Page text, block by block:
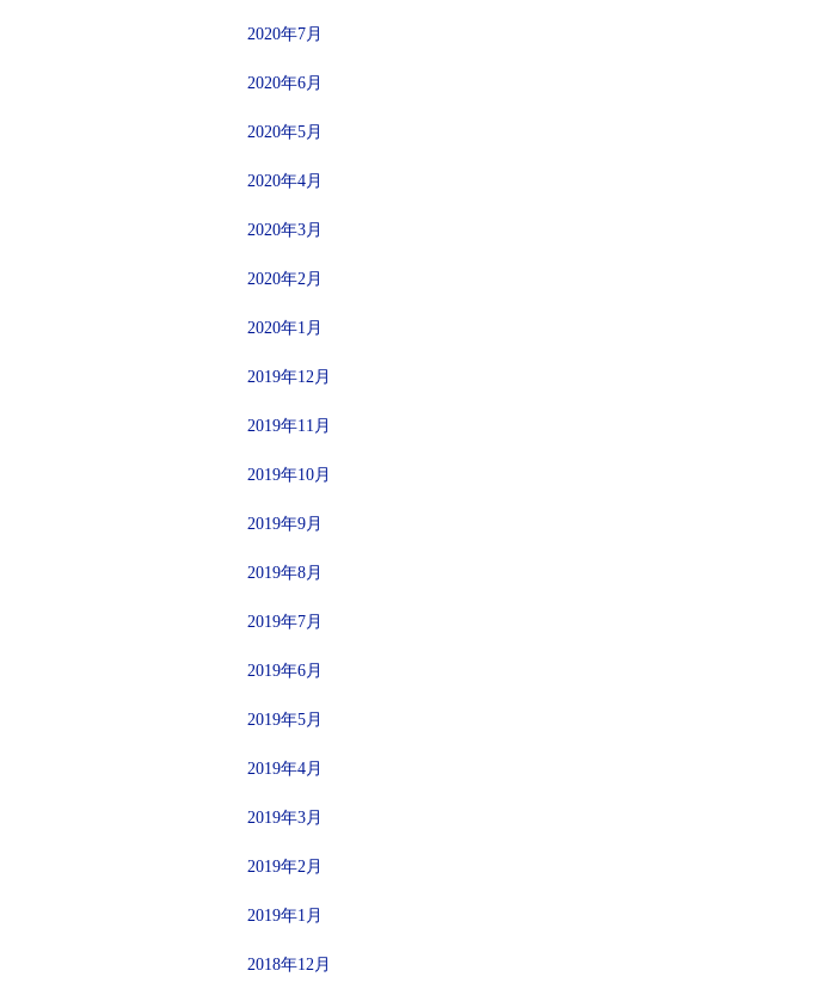
2020年7月
2020年6月
2020年5月
2020年4月
2020年3月
2020年2月
2020年1月
2019年12月
2019年11月
2019年10月
2019年9月
2019年8月
2019年7月
2019年6月
2019年5月
2019年4月
2019年3月
2019年2月
2019年1月
2018年12月